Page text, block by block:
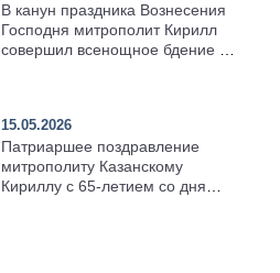
В канун праздника Вознесения
Господня митрополит Кирилл
совершил всенощное бдение в
15.05.2026
Патриаршее поздравление
митрополиту Казанскому
Кириллу с 65-летием со дня